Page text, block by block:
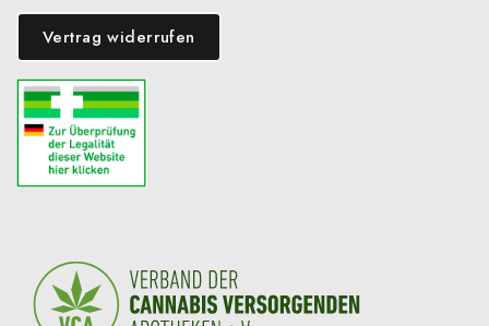
Vertrag widerrufen